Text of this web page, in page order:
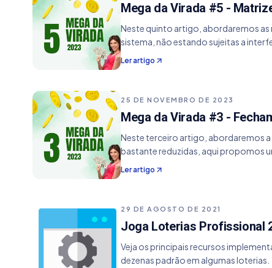
Mega da Virada #5 -
Neste quinto artigo, abordaremos as
sistema, não estando sujeitas a
Ler artigo
25 DE NOVEMBRO DE 2023
Mega da Virada #3 -
Neste terceiro artigo, abordaremos
bastante reduzidas, aqui propomos
Ler artigo
29 DE AGOSTO DE 2021
Joga Loterias Profissional
Veja os principais recursos
dezenas padrão em algumas loterias.